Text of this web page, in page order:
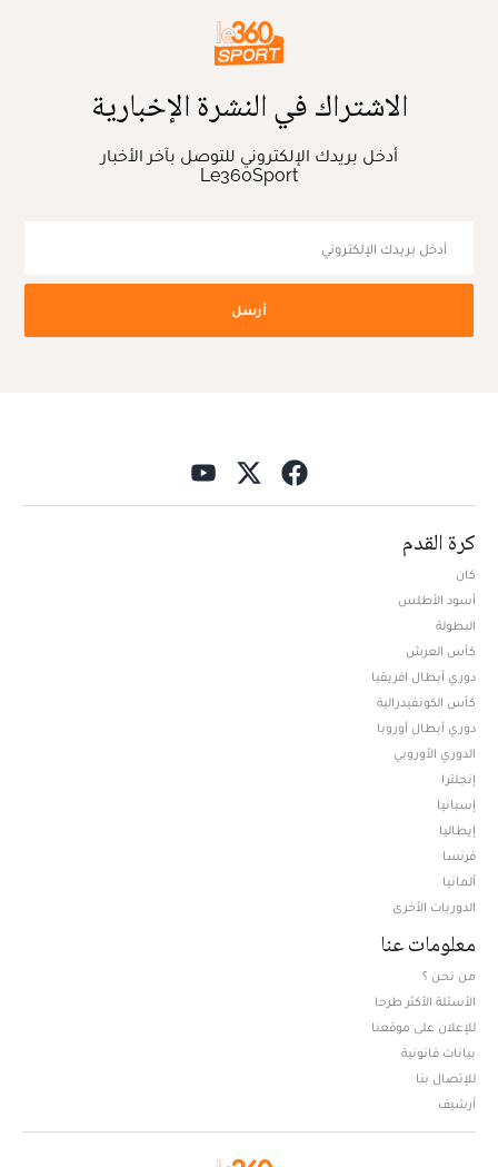
الاشتراك في النشرة الإخبارية
أدخل بريدك الإلكتروني للتوصل بآخر الأخبار
Le360Sport
أرسل
كرة القدم
كان
أسود الأطلس
البطولة
كأس العرش
دوري أبطال افريقيا
كأس الكونفيدرالية
دوري أبطال أوروبا
الدوري الأوروبي
إنجلترا
إسبانيا
إيطاليا
فرنسا
ألمانيا
الدوريات الأخرى
معلومات عنا
من نحن ؟
الأسئلة الأكثر طرحا
للإعلان على موقعنا
بيانات قانونية
للإتصال بنا
أرشيف